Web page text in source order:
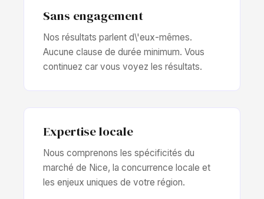
Sans engagement
Nos résultats parlent d\'eux-mêmes.
Aucune clause de durée minimum. Vous
continuez car vous voyez les résultats.
Expertise locale
Nous comprenons les spécificités du
marché de Nice, la concurrence locale et
les enjeux uniques de votre région.